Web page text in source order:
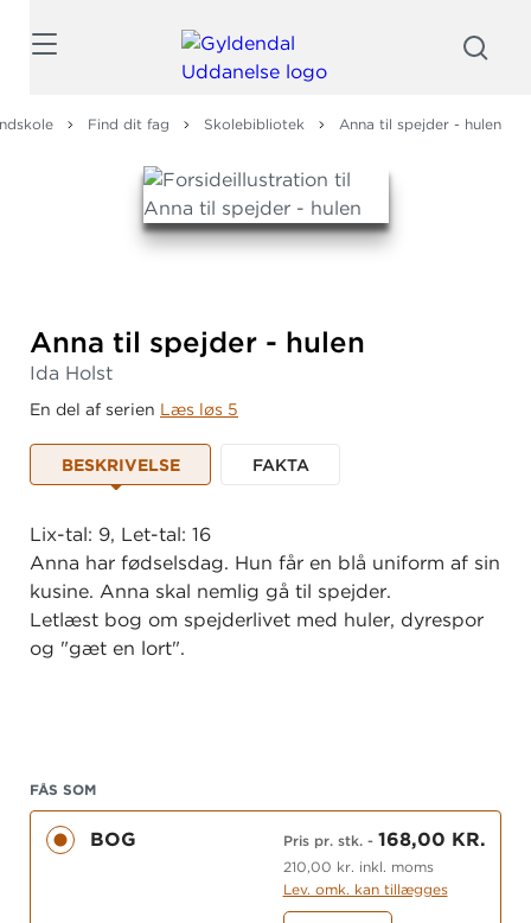
Find dit fag Skolebibliotek Anna til spejder - hulen
Anna til spejder - hulen
Ida Holst
En del af serien Læs løs 5
BESKRIVELSE FAKTA
Lix-tal: 9, Let-tal: 16
Anna har fødselsdag. Hun får en blå uniform af sin
kusine. Anna skal nemlig gå til spejder.
Letlæst bog om spejderlivet med huler, dyrespor
og "gæt en lort".
FÅS SOM
BOG Pris pr. stk.- 168,00 KR.
210,00 kr. inkl. moms
Lev. omk. kan tillægges